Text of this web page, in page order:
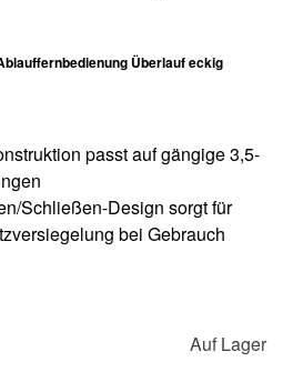
Überlauf eckig
passt auf gängige 3,5-
Schließen-Design sorgt für
bei Gebrauch
Auf Lager